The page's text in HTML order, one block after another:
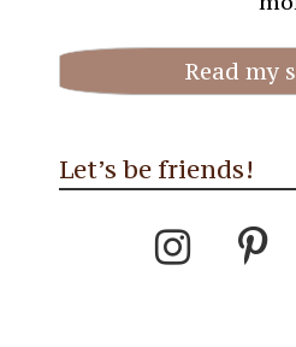
Read my
Let’s be friends!